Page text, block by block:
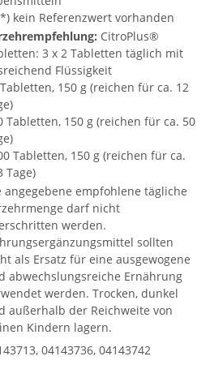
kein Referenzwert vorhanden
CitroPlus®
3 x 2 Tabletten täglich mit
Flüssigkeit
150 g (reichen für ca. 12
Tabletten, 150 g (reichen für ca. 50
Tabletten, 150 g (reichen für ca.
Tage)
angegebene empfohlene tägliche
darf nicht
werden.
sollten
als Ersatz für eine ausgewogene
abwechslungsreiche Ernährung
werden. Trocken, dunkel
außerhalb der Reichweite von
Kindern lagern.
04143736, 04143742